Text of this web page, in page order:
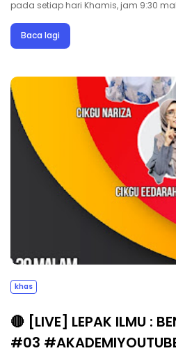
pada setiap hari Khamis, jam 9:30
Baca lagi
khas
🔴 [LIVE] LEPAK ILMU :
#03